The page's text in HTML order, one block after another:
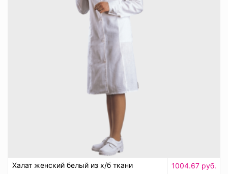
Халат женский белый из х/б ткани
1004.67 руб.